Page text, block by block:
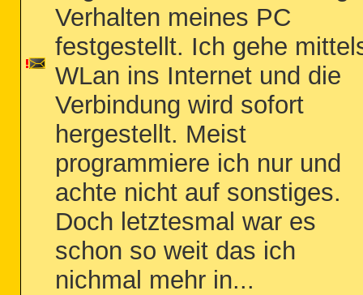
Verhalten meines PC
festgestellt. Ich gehe
WLan ins Internet und die
Verbindung wird sofort
hergestellt. Meist
programmiere ich nur und
achte nicht auf sonstiges.
Doch letztesmal war es
schon so weit das ich
nichmal mehr in...